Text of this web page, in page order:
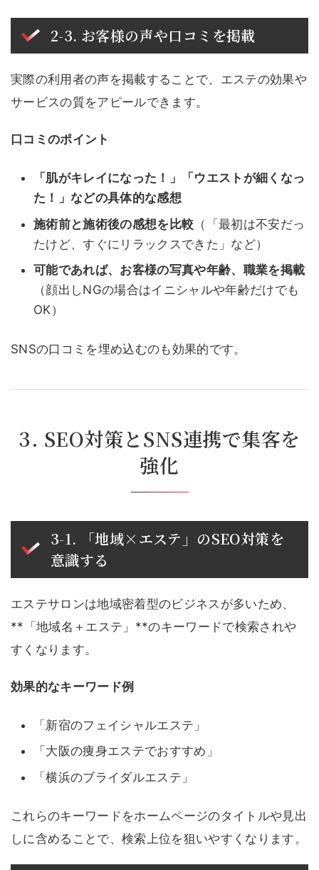
2-3. お客様の声や口コミを掲載
実際の利用者の声を掲載することで、エステの効果や
サービスの質をアピールできます。
口コミのポイント
「肌がキレイになった！」「ウエストが細くなっ
た！」などの具体的な感想
施術前と施術後の感想を比較 （「最初は不安だっ
たけど、すぐにリラックスできた」など）
可能であれば、お客様の写真や年齢、職業を掲載
（顔出しNGの場合はイニシャルや年齢だけでも
OK）
SNSの口コミを埋め込むのも効果的です。
3. SEO対策とSNS連携で集客を
強化
3-1. 「地域×エステ」のSEO対策を
意識する
エステサロンは地域密着型のビジネスが多いため、
**「地域名＋エステ」**のキーワードで検索されや
すくなります。
効果的なキーワード例
「新宿のフェイシャルエステ」
「大阪の痩身エステでおすすめ」
「横浜のブライダルエステ」
これらのキーワードをホームページのタイトルや見出
しに含めることで、検索上位を狙いやすくなります。